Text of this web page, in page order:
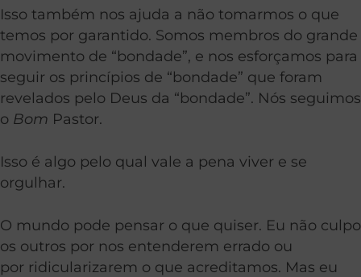
Isso também nos ajuda a não tomarmos o que
temos por garantido. Somos membros do grande
movimento de “bondade”, e nos esforçamos para
seguir os princípios de “bondade” que foram
revelados pelo Deus da “bondade”. Nós seguimos
o Bom Pastor.
Isso é algo pelo qual vale a pena viver e se
orgulhar.
O mundo pode pensar o que quiser. Eu não culpo
os outros por nos entenderem errado ou
por ridicularizarem o que acreditamos. Mas eu